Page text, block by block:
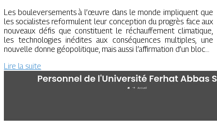
Les bouleversements à l’œuvre dans le monde impliquent que
les socialistes reformulent leur conception du progrès face aux
nouveaux défis que constituent le réchauffement climatique,
les technologies inédites aux conséquences multiples, une
nouvelle donne géopolitique, mais aussi l’affirmation d’un bloc…
Lire la suite